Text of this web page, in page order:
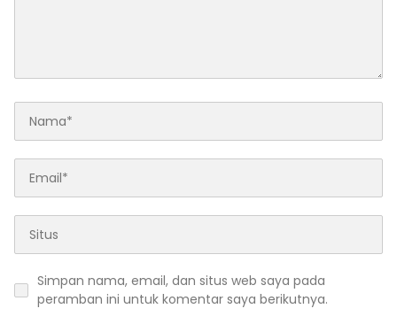
Simpan nama, email, dan situs web saya pada
peramban ini untuk komentar saya berikutnya.